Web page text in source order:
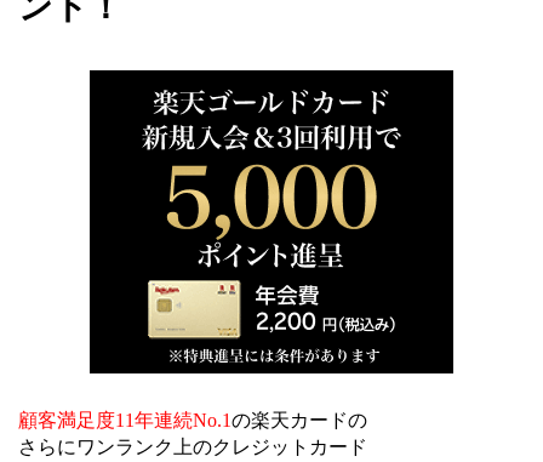
顧客満足度11年連続No.1の楽天カードの
さらにワンランク上のクレジットカード